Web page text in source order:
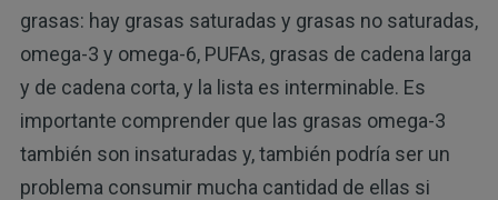
grasas: hay grasas saturadas y grasas no saturadas,
omega-3 y omega-6, PUFAs, grasas de cadena larga
y de cadena corta, y la lista es interminable. Es
importante comprender que las grasas omega-3
también son insaturadas y, también podría ser un
problema consumir mucha cantidad de ellas si